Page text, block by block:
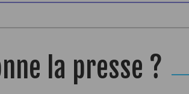
la presse ?